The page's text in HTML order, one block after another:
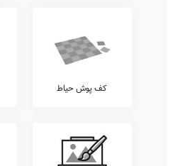
شامل آزمون های کانگورو، قلمچی، خیلی
ثبت نام بررسی نمایید.
تلفن این مدرسه جهت کسب اطلاعات از
باشد. مدرسه دولتی آزادی، آمادگی
پیشوا بویژه محدوده پیشوا را دارد. اولیاء
پیشوا می توانند با مراجعه به آدرس
معرفی این مدرسه را با چند بیت از حافظ
کف پوش حیاط